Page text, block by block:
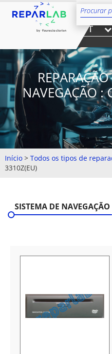
PT
NAVEGAÇÃO :
Início > Todos os tipos de
3310Z(EU)
SISTEMA DE NAVEGAÇÃO